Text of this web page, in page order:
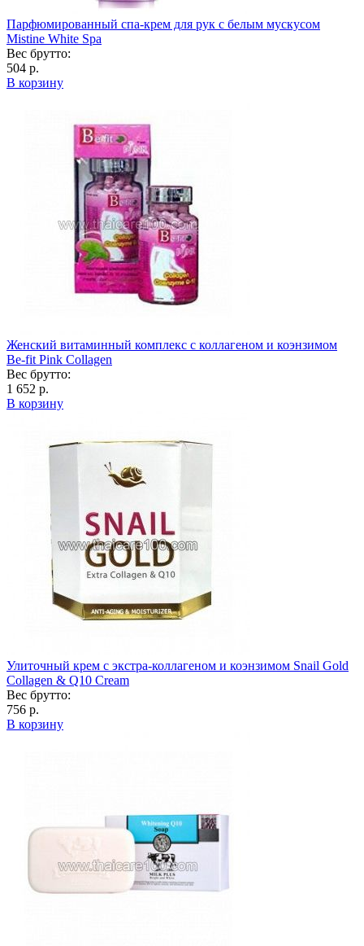
Парфюмированный спа-крем для рук с белым мускусом
Mistine White Spa
Вес брутто:
504 р.
В корзину
Женский витаминный комплекс с коллагеном и коэнзимом
Be-fit Pink Collagen
Вес брутто:
1 652 р.
В корзину
Улиточный крем с экстра-коллагеном и коэнзимом Snail Gold
Collagen & Q10 Cream
Вес брутто:
756 р.
В корзину